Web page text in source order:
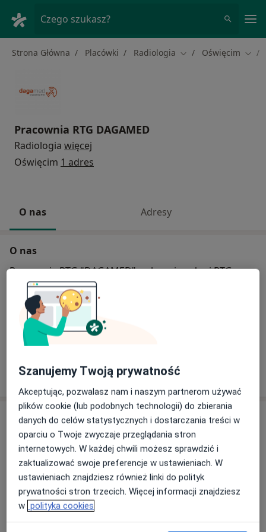
Czego szukasz?
Strona Główna Placówki Radiologia Zmień miasto
Oświęcim
Pracownia RTG DAGAMED
Radiologia więcej
Oświęcim 1 adres
O nas Adresy
O nas
Pracownia RTG "DAGAMED" wykonuje usługi RTG
(badania rentgenowskie):
- badania RTG stomatologiczne - cyfrowe zdjęcia RTG:
punktowe zębów, pantomograficzne (panoramiczne) -
pantomografia, cefalometryczne - cefalometria,
- tomografia komputerowa zębów 3D CBCT - TK 3D
(endo/mikro CBCT, tomografia CBCT szczęki,
tomografia CBCT żuchwy, tomografia CBCT stawów
skroniowo-żuchwowych)
- badania RTG ogólnodiagnostyczne - zdjęcia RTG:
płuc, kręgosłupa, stawów, czaszki, zatok, kości
kończyn, ręki / nadgarstka z oceną wieku kostnego,
miednicy, jamy brzusznej i inne.
Dysponujemy sprzętem medycznym spełniającym
więcejO nas
Adres
Powiększ mapę
Szanujemy Twoją prywatność
Akceptując, pozwalasz nam i naszym partnerom używać
plików cookie (lub podobnych technologii) do zbierania
danych do celów statystycznych i dostarczania treści w
oparciu o Twoje zwyczaje przeglądania stron
internetowych. W każdej chwili możesz sprawdzić i
zaktualizować swoje preferencje w ustawieniach. W
ustawieniach znajdziesz również linki do polityk
prywatności stron trzecich. Więcej informacji znajdziesz
w polityka cookies